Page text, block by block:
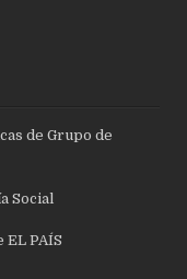
de Grupo de
Social
PAÍS